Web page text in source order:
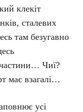
клекіт
сталевих
там безугавно
Чиї?
має взагалі…
усі